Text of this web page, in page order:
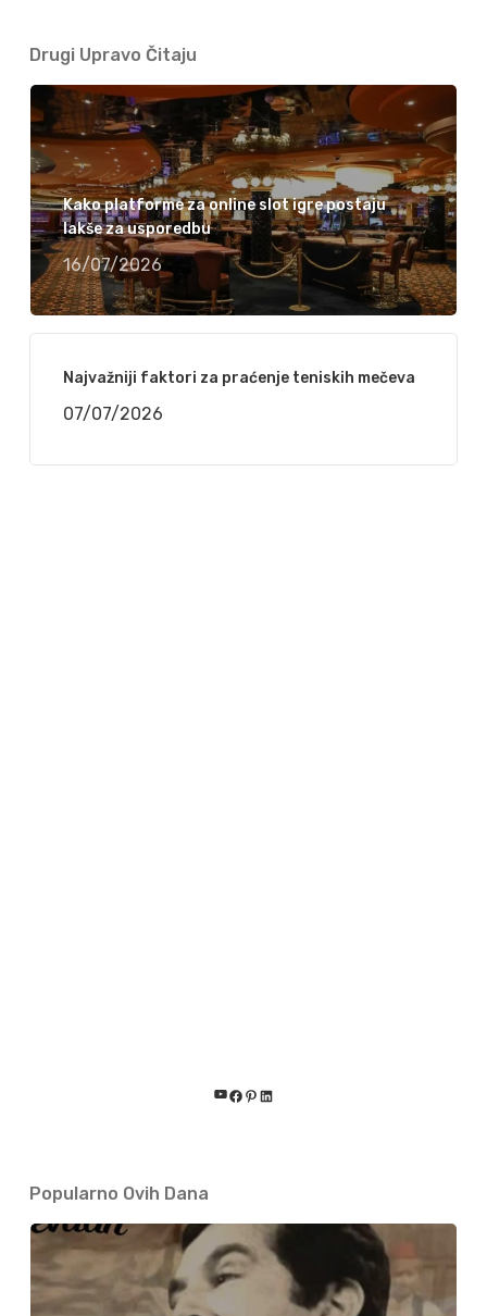
Drugi Upravo Čitaju
Kako platforme za online slot igre postaju
lakše za usporedbu
16/07/2026
Najvažniji faktori za praćenje teniskih mečeva
07/07/2026
YouTube
Facebook
Pinterest
LinkedIn
Popularno Ovih Dana